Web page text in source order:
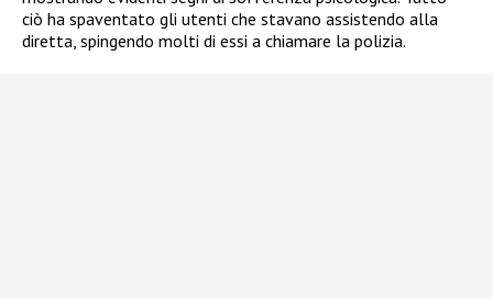
ciò ha spaventato gli utenti che stavano assistendo alla
diretta, spingendo molti di essi a chiamare la polizia.